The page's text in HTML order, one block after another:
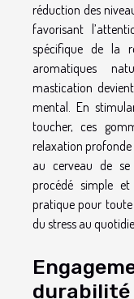
réduction des
favorisant
spécifique de la
aromatiques
mastication
mental. En
toucher, ces
relaxation
au cerveau de se
procédé simple
pratique pour
du stress au
durabilité